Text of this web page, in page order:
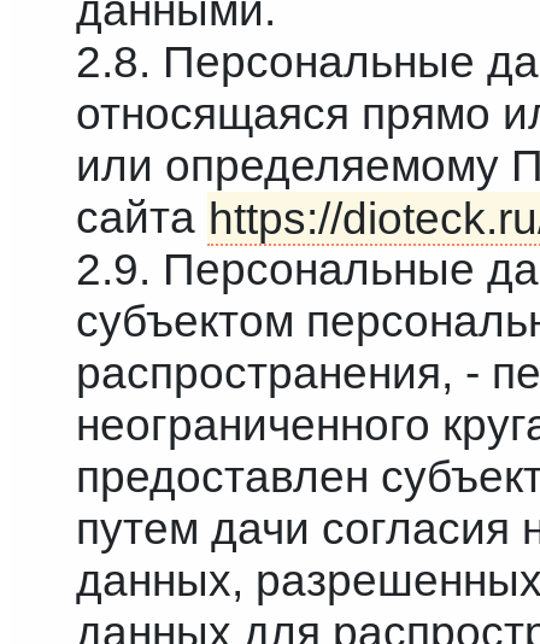
2.8. Персональные
относящаяся прямо
или определяемому
сайта https://
2.9. Персональные
субъектом
распространения, -
неограниченного
предоставлен
путем дачи согласия
данных,
данных для